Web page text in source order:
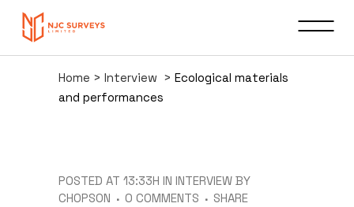
Home > Interview > Ecological materials
and performances
POSTED AT 13:33H IN INTERVIEW BY
CHOPSON
0 COMMENTS SHARE